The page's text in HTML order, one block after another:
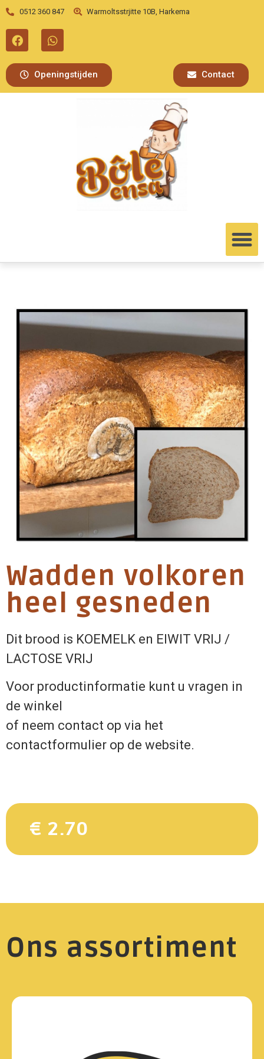
0512 360 847 Warmoltsstrjitte 10B, Harkema
Openingstijden Contact
Wadden volkoren
heel gesneden
Dit brood is KOEMELK en EIWIT VRIJ /
LACTOSE VRIJ
Voor productinformatie kunt u vragen in
de winkel
of neem contact op via het
contactformulier op de website.
€ 2.70
Ons assortiment